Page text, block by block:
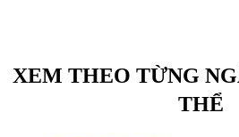
XEM THEO TỪNG
THỂ